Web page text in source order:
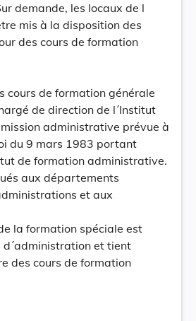
demande, les locaux de l
mis à la disposition des
des cours de formation
cours de formation générale
de direction de l´Institut
administrative prévue à
du 9 mars 1983 portant
de formation administrative.
aux départements
et aux
la formation spéciale est
d´administration et tient
des cours de formation